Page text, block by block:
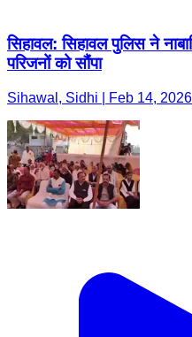
सिहावल: सिहावल पुलिस ने
परिजनों को सौंपा
Sihawal, Sidhi | Feb 14, 2026